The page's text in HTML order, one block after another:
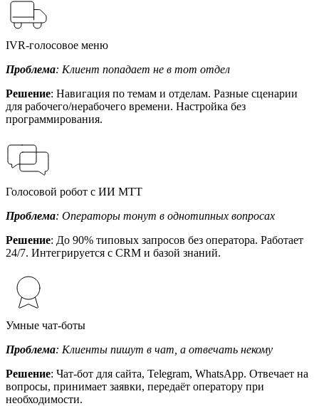
IVR-голосовое меню
Проблема: Клиент попадает не в тот отдел
Решение: Навигация по темам и отделам. Разные сценарии
для рабочего/нерабочего времени. Настройка без
программирования.
Голосовой робот с ИИ МТТ
Проблема: Операторы тонут в однотипных вопросах
Решение: До 90% типовых запросов без оператора. Работает
24/7. Интегрируется с CRM и базой знаний.
Умные чат-боты
Проблема: Клиенты пишут в чат, а отвечать некому
Решение: Чат-бот для сайта, Telegram, WhatsApp. Отвечает на
вопросы, принимает заявки, передаёт оператору при
необходимости.